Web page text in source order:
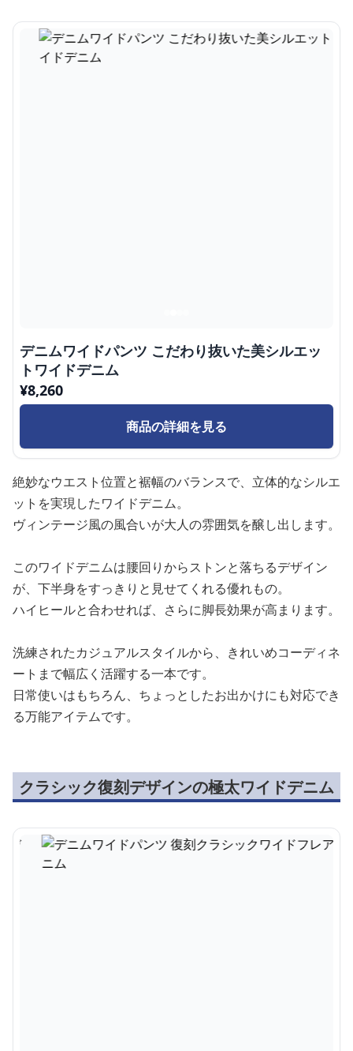
デニムワイドパンツ こだわり抜いた美シルエッ
トワイドデニム
¥8,260
商品の詳細を見る
絶妙なウエスト位置と裾幅のバランスで、立体的なシルエ
ットを実現したワイドデニム。
ヴィンテージ風の風合いが大人の雰囲気を醸し出します。
このワイドデニムは腰回りからストンと落ちるデザイン
が、下半身をすっきりと見せてくれる優れもの。
ハイヒールと合わせれば、さらに脚長効果が高まります。
洗練されたカジュアルスタイルから、きれいめコーディネ
ートまで幅広く活躍する一本です。
日常使いはもちろん、ちょっとしたお出かけにも対応でき
る万能アイテムです。
クラシック復刻デザインの極太ワイドデニム